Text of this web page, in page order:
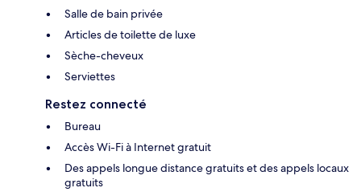
Salle de bain privée
Articles de toilette de luxe
Sèche-cheveux
Serviettes
Restez connecté
Bureau
Accès Wi-Fi à Internet gratuit
Des appels longue distance gratuits et des appels locaux
gratuits